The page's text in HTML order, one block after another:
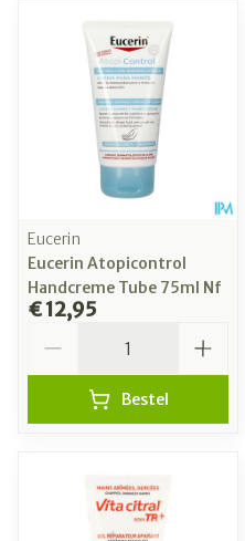
Eucerin
Eucerin Atopicontrol
Handcreme Tube 75ml Nf
€ 12,95
Bestel